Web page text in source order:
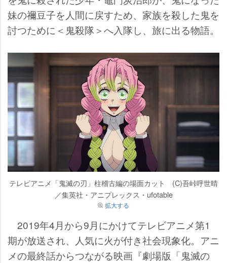
妹の禰豆子を人間に戻すため、家族を殺した鬼を
討つために＜鬼殺隊＞へ入隊し、旅に出る物語。
テレビアニメ「鬼滅の刃」柱稽古編の場面カット (C)吾峠呼世晴
／集英社・アニプレックス・ufotable
拡大する
2019年4月から9月にかけてテレビアニメ第1
期が放送され、人気に火が付き社会現象化。アニ
メの最終話からつながる映画『劇場版「鬼滅の